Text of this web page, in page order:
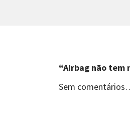
“Airbag não tem
Sem